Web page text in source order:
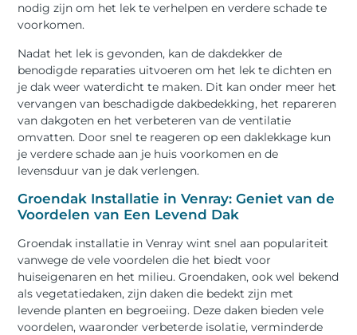
nodig zijn om het lek te verhelpen en verdere schade te
voorkomen.
Nadat het lek is gevonden, kan de dakdekker de
benodigde reparaties uitvoeren om het lek te dichten en
je dak weer waterdicht te maken. Dit kan onder meer het
vervangen van beschadigde dakbedekking, het repareren
van dakgoten en het verbeteren van de ventilatie
omvatten. Door snel te reageren op een daklekkage kun
je verdere schade aan je huis voorkomen en de
levensduur van je dak verlengen.
Groendak Installatie in Venray: Geniet van de
Voordelen van Een Levend Dak
Groendak installatie in Venray wint snel aan populariteit
vanwege de vele voordelen die het biedt voor
huiseigenaren en het milieu. Groendaken, ook wel bekend
als vegetatiedaken, zijn daken die bedekt zijn met
levende planten en begroeiing. Deze daken bieden vele
voordelen, waaronder verbeterde isolatie, verminderde